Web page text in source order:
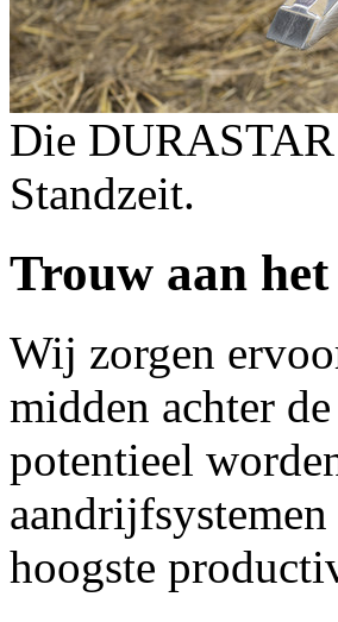
Die
Standzeit.
Trouw aan
Wij zorgen
midden achter
potentieel
hoogste